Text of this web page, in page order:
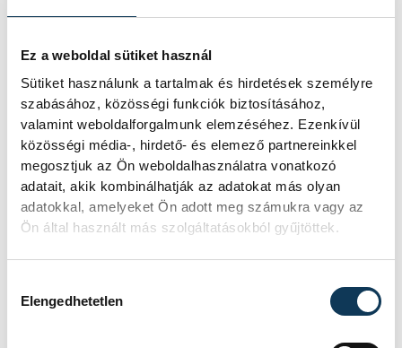
Ez a weboldal sütiket használ
Sütiket használunk a tartalmak és hirdetések személyre
szabásához, közösségi funkciók biztosításához,
valamint weboldalforgalmunk elemzéséhez. Ezenkívül
közösségi média-, hirdető- és elemező partnereinkkel
megosztjuk az Ön weboldalhasználatra vonatkozó
adatait, akik kombinálhatják az adatokat más olyan
adatokkal, amelyeket Ön adott meg számukra vagy az
Ön által használt más szolgáltatásokból gyűjtöttek.
Elengedhetetlen